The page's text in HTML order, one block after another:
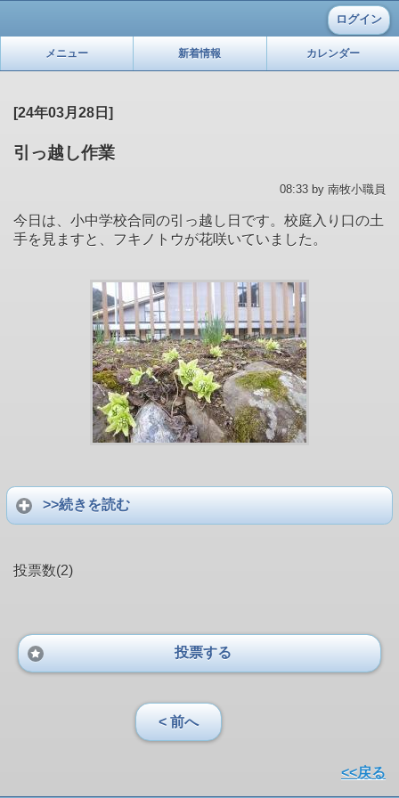
ログイン
メニュー 新着情報 カレンダー
[24年03月28日]
引っ越し作業
08:33 by 南牧小職員
今日は、小中学校合同の引っ越し日です。校庭入り口の土
手を見ますと、フキノトウが花咲いていました。
>>続きを読む
投票数(2)
投票する
< 前へ
<<戻る